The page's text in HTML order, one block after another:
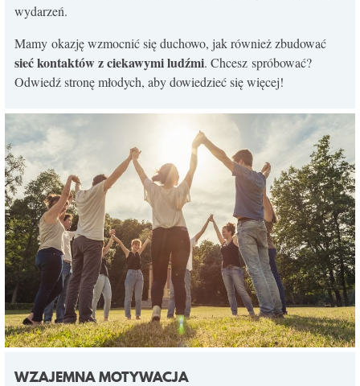
wydarzeń.
Mamy okazję wzmocnić się duchowo, jak również zbudować
sieć kontaktów z ciekawymi ludźmi. Chcesz spróbować?
Odwiedź stronę młodych, aby dowiedzieć się więcej!
WZAJEMNA MOTYWACJA